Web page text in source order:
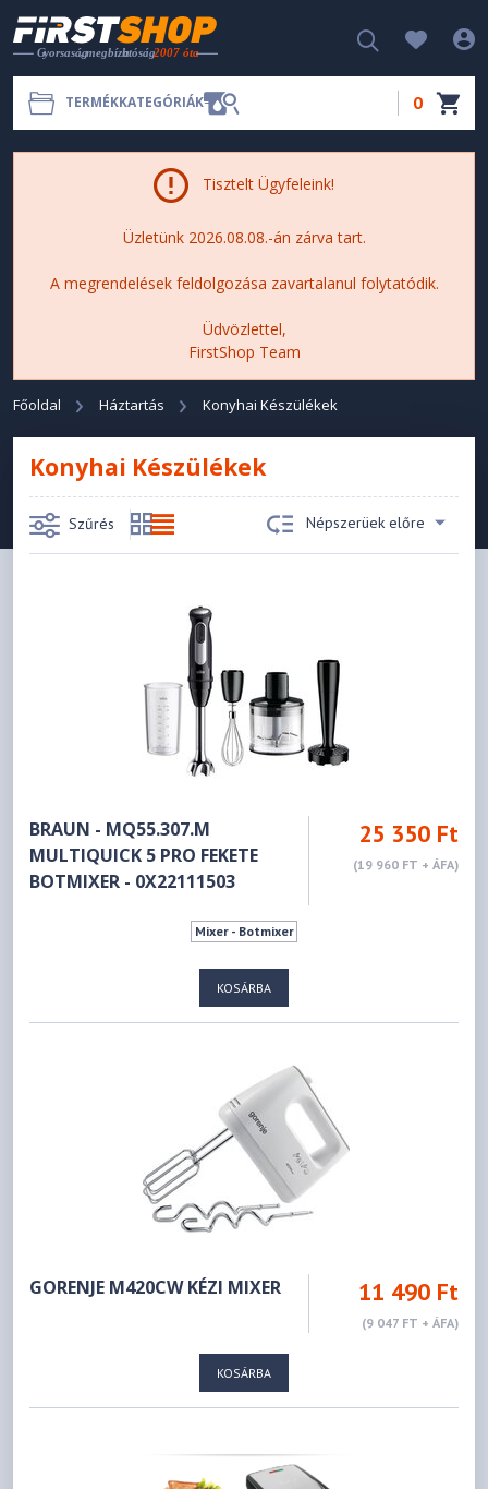
TERMÉKKATEGÓRIÁK 0
Tisztelt Ügyfeleink!
Üzletünk 2026.08.08.-án zárva tart.
A megrendelések feldolgozása zavartalanul folytatódik.
Üdvözlettel,
FirstShop Team
Főoldal Háztartás Konyhai Készülékek
Konyhai Készülékek
Szűrés Népszerüek előre
BRAUN - MQ55.307.M
MULTIQUICK 5 PRO FEKETE
BOTMIXER - 0X22111503
25 350 Ft
(19 960 FT + ÁFA)
Mixer - Botmixer
KOSÁRBA
GORENJE M420CW KÉZI MIXER 11 490 Ft
(9 047 FT + ÁFA)
KOSÁRBA